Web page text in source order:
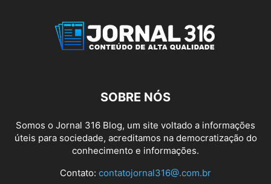
SOBRE NÓS
Somos o Jornal 316 Blog, um site voltado a informações
úteis para sociedade, acreditamos na democratização do
conhecimento e informações.
Contato: contatojornal316@.com.br